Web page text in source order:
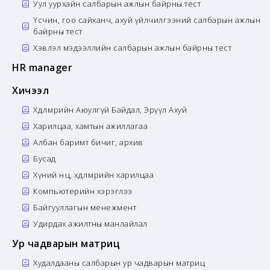
Уул уурхайн салбарын ажлын байрны тест
Үсчин, гоо сайханч, ахуй үйлчилгээний салбарын ажлын
байрны тест
Хэвлэл мэдээллийн салбарын ажлын байрны тест
HR manager
Хичээл
Хөдөлмөрийн Аюулгүй Байдал, Эрүүл Ахуй
Харилцаа, хамтын ажиллагаа
Албан баримт бичиг, архив
Бусад
Хүний нөөц, хөдөлмөрийн харилцаа
Компьютерийн хэрэглээ
Байгууллагын менежмент
Удирдах ажилтны манлайлал
Ур чадварын матриц
Худалдааны салбарын ур чадварын матриц